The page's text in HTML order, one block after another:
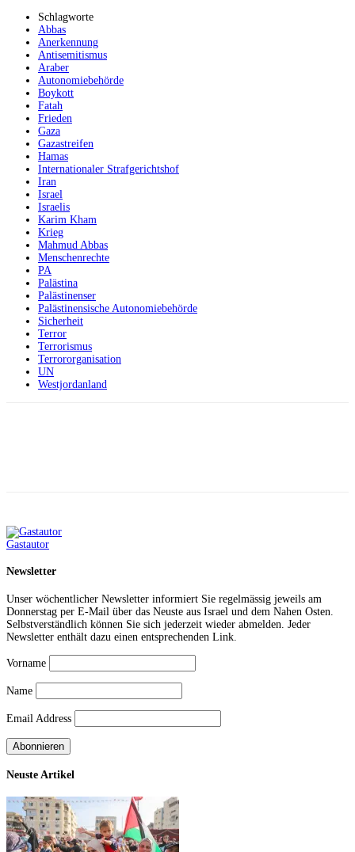
Schlagworte
Abbas
Anerkennung
Antisemitismus
Araber
Autonomiebehörde
Boykott
Fatah
Frieden
Gaza
Gazastreifen
Hamas
Internationaler Strafgerichtshof
Iran
Israel
Israelis
Karim Kham
Krieg
Mahmud Abbas
Menschenrechte
PA
Palästina
Palästinenser
Palästinensische Autonomiebehörde
Sicherheit
Terror
Terrorismus
Terrororganisation
UN
Westjordanland
Gastautor
Newsletter
Unser wöchentlicher Newsletter informiert Sie regelmässig jeweils am
Donnerstag per E-Mail über das Neuste aus Israel und dem Nahen Osten.
Selbstverständlich können Sie sich jederzeit wieder abmelden. Jeder
Newsletter enthält dazu einen entsprechenden Link.
Vorname
Name
Email Address
Neuste Artikel